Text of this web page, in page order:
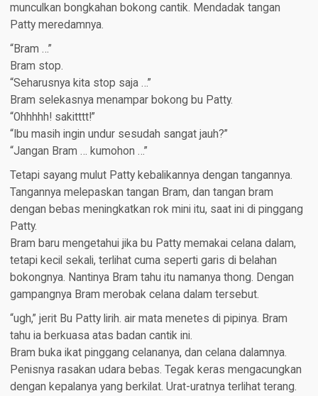
munculkan bongkahan bokong cantik. Mendadak tangan
Patty meredamnya.
“Bram …”
Bram stop.
“Seharusnya kita stop saja …”
Bram selekasnya menampar bokong bu Patty.
“Ohhhhh! sakitttt!”
“Ibu masih ingin undur sesudah sangat jauh?”
“Jangan Bram … kumohon …”
Tetapi sayang mulut Patty kebalikannya dengan tangannya.
Tangannya melepaskan tangan Bram, dan tangan bram
dengan bebas meningkatkan rok mini itu, saat ini di pinggang
Patty.
Bram baru mengetahui jika bu Patty memakai celana dalam,
tetapi kecil sekali, terlihat cuma seperti garis di belahan
bokongnya. Nantinya Bram tahu itu namanya thong. Dengan
gampangnya Bram merobak celana dalam tersebut.
“ugh,” jerit Bu Patty lirih. air mata menetes di pipinya. Bram
tahu ia berkuasa atas badan cantik ini.
Bram buka ikat pinggang celananya, dan celana dalamnya.
Penisnya rasakan udara bebas. Tegak keras mengacungkan
dengan kepalanya yang berkilat. Urat-uratnya terlihat terang.